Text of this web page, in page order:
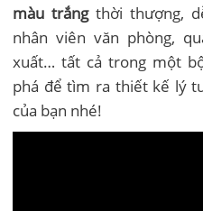
màu trắngthời thượng,
nhân viên văn phòng,
xuất… tất cả trong một
phá để tìm ra thiết kế lý
của bạn nhé!